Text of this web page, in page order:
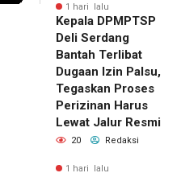
1 hari lalu
Kepala DPMPTSP
Deli Serdang
Bantah Terlibat
Dugaan Izin Palsu,
Tegaskan Proses
Perizinan Harus
Lewat Jalur Resmi
20 Redaksi
1 hari lalu